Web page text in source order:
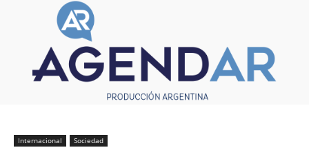
Internacional Sociedad